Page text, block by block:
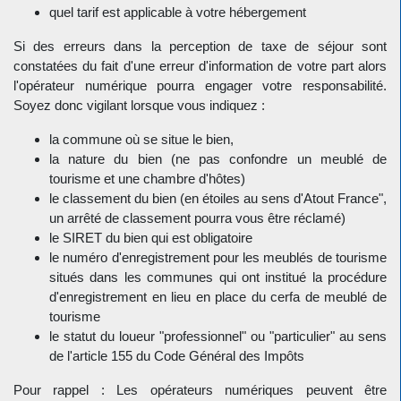
quel tarif est applicable à votre hébergement
Si des erreurs dans la perception de taxe de séjour sont
constatées du fait d'une erreur d'information de votre part alors
l'opérateur numérique pourra engager votre responsabilité.
Soyez donc vigilant lorsque vous indiquez :
la commune où se situe le bien,
la nature du bien (ne pas confondre un meublé de
tourisme et une chambre d'hôtes)
le classement du bien (en étoiles au sens d'Atout France",
un arrêté de classement pourra vous être réclamé)
le SIRET du bien qui est obligatoire
le numéro d'enregistrement pour les meublés de tourisme
situés dans les communes qui ont institué la procédure
d'enregistrement en lieu en place du cerfa de meublé de
tourisme
le statut du loueur "professionnel" ou "particulier" au sens
de l'article 155 du Code Général des Impôts
Pour rappel : Les opérateurs numériques peuvent être